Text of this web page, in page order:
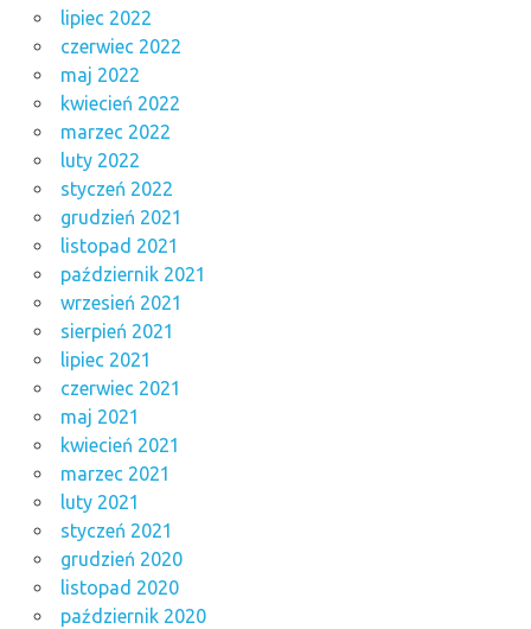
lipiec 2022
czerwiec 2022
maj 2022
kwiecień 2022
marzec 2022
luty 2022
styczeń 2022
grudzień 2021
listopad 2021
październik 2021
wrzesień 2021
sierpień 2021
lipiec 2021
czerwiec 2021
maj 2021
kwiecień 2021
marzec 2021
luty 2021
styczeń 2021
grudzień 2020
listopad 2020
październik 2020